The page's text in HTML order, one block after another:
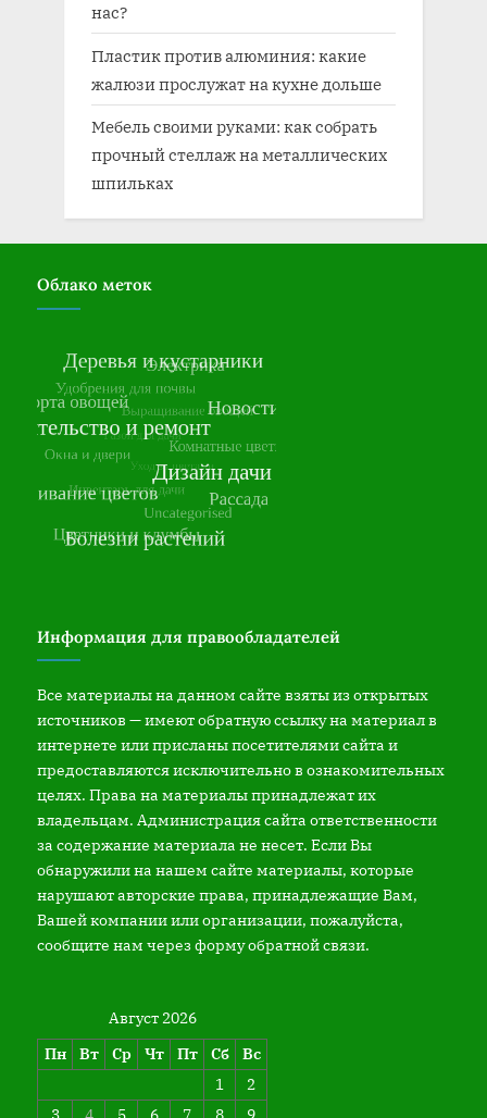
нас?
Пластик против алюминия: какие
жалюзи прослужат на кухне дольше
Мебель своими руками: как собрать
прочный стеллаж на металлических
шпильках
Облако меток
Информация для правообладателей
Все материалы на данном сайте взяты из открытых
источников — имеют обратную ссылку на материал в
интернете или присланы посетителями сайта и
предоставляются исключительно в ознакомительных
целях. Права на материалы принадлежат их
владельцам. Администрация сайта ответственности
за содержание материала не несет. Если Вы
обнаружили на нашем сайте материалы, которые
нарушают авторские права, принадлежащие Вам,
Вашей компании или организации, пожалуйста,
сообщите нам через форму обратной связи.
Август 2026
Пн
Вт Ср Чт Пт Сб
Вс
1
2